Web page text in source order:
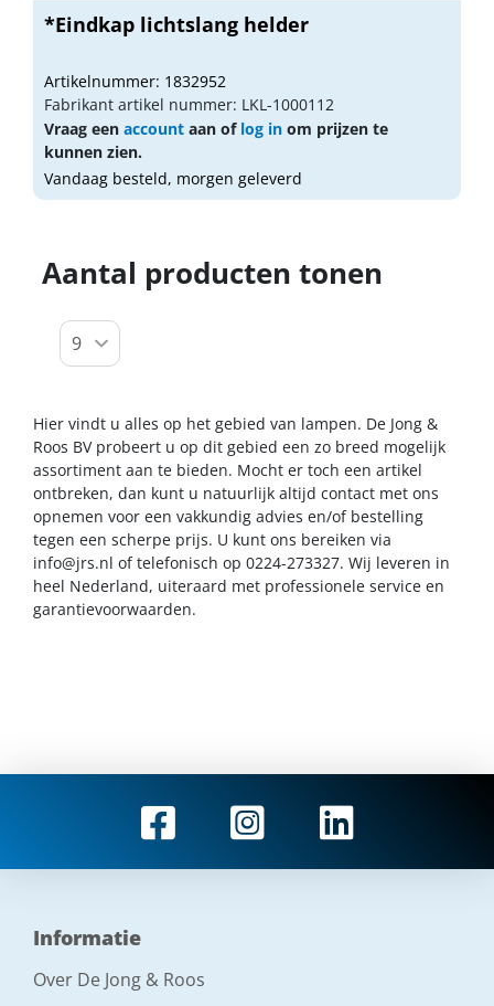
*Eindkap lichtslang helder
Artikelnummer: 1832952
Fabrikant artikel nummer: LKL-1000112
Vraag een account aan of log in om prijzen te
kunnen zien.
Vandaag besteld, morgen geleverd
Aantal producten tonen
Hier vindt u alles op het gebied van lampen. De Jong &
Roos BV probeert u op dit gebied een zo breed mogelijk
assortiment aan te bieden. Mocht er toch een artikel
ontbreken, dan kunt u natuurlijk altijd contact met ons
opnemen voor een vakkundig advies en/of bestelling
tegen een scherpe prijs. U kunt ons bereiken via
info@jrs.nl of telefonisch op 0224-273327. Wij leveren in
heel Nederland, uiteraard met professionele service en
garantievoorwaarden.
Informatie
Over De Jong & Roos